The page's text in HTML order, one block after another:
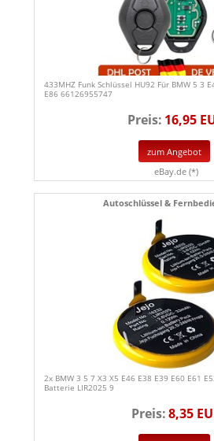
433MHZ Funk Schlüssel HU92 Für BMW 5 3
E86 66126955747
Preis: 16,95
zum Angebot
eBay.de (*)
Autoschlüssel &
2x BMW 3 5 7 X3 X5 E46 E38 E39 E60 E61
Batterie LIR2025 9
Preis:8,35